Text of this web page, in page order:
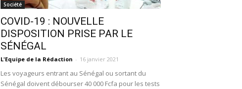
Société
COVID-19 : NOUVELLE
DISPOSITION PRISE PAR LE
SÉNÉGAL
L'Equipe de la Rédaction - 16 janvier 2021
Les voyageurs entrant au Sénégal ou sortant du
Sénégal doivent débourser 40 000 Fcfa pour les tests